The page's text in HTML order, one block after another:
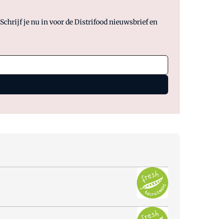
je nu in voor de Distrifood nieuwsbrief en